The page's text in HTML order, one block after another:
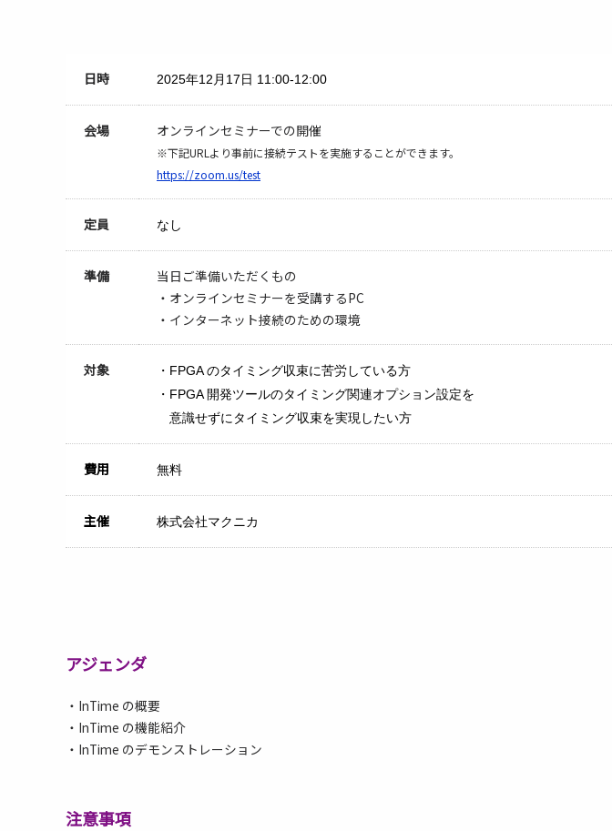
日時 2025年12月17日 11:00-12:00
会場 オンラインセミナーでの開催
※下記URLより事前に接続テストを実施することができます。
https://zoom.us/test
定員 なし
準備
当日ご準備いただくもの
・オンラインセミナーを受講するPC
・インターネット接続のための環境
対象
・FPGA のタイミング収束に苦労している方
・FPGA 開発ツールのタイミング関連オプション設定を
意識せずにタイミング収束を実現したい方
費用 無料
主催 株式会社マクニカ
アジェンダ
・InTime の概要
・InTime の機能紹介
・InTime のデモンストレーション
注意事項